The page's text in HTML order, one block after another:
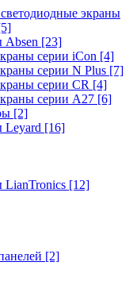
экраны
Absen [23]
серии iCon [4]
серии N Plus [7]
серии CR [4]
серии А27 [6]
[2]
Leyard [16]
LianTronics [12]
[2]